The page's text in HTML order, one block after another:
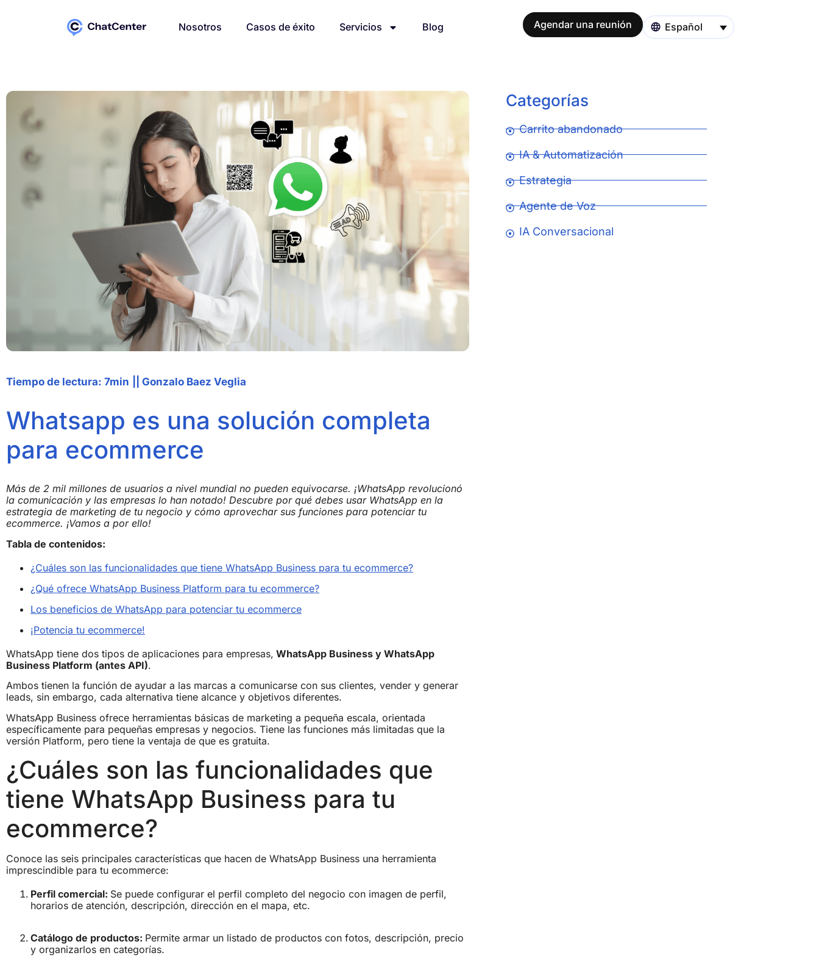
Nosotros Casos de éxito Servicios Blog Agendar una reunión Español
Tiempo de lectura: 7min Gonzalo Baez Veglia
Whatsapp es una solución completa
para ecommerce
Más de 2 mil millones de usuarios a nivel mundial no pueden equivocarse. ¡WhatsApp revolucionó
la comunicación y las empresas lo han notado! Descubre por qué debes usar WhatsApp en la
estrategia de marketing de tu negocio y cómo aprovechar sus funciones para potenciar tu
ecommerce. ¡Vamos a por ello!
Tabla de contenidos:
¿Cuáles son las funcionalidades que tiene WhatsApp Business para tu ecommerce?
¿Qué ofrece WhatsApp Business Platform para tu ecommerce?
Los beneficios de WhatsApp para potenciar tu ecommerce
¡Potencia tu ecommerce!
WhatsApp tiene dos tipos de aplicaciones para empresas, WhatsApp Business y WhatsApp
Business Platform (antes API).
Ambos tienen la función de ayudar a las marcas a comunicarse con sus clientes, vender y generar
leads, sin embargo, cada alternativa tiene alcance y objetivos diferentes.
WhatsApp Business ofrece herramientas básicas de marketing a pequeña escala, orientada
específicamente para pequeñas empresas y negocios. Tiene las funciones más limitadas que la
versión Platform, pero tiene la ventaja de que es gratuita.
¿Cuáles son las funcionalidades que
tiene WhatsApp Business para tu
ecommerce?
Conoce las seis principales características que hacen de WhatsApp Business una herramienta
imprescindible para tu ecommerce:
Perfil comercial: Se puede configurar el perfil completo del negocio con imagen de perfil,
horarios de atención, descripción, dirección en el mapa, etc.
Catálogo de productos: Permite armar un listado de productos con fotos, descripción, precio
y organizarlos en categorías.
Categorías
Carrito abandonado
IA & Automatización
Estrategia
Agente de Voz
IA Conversacional